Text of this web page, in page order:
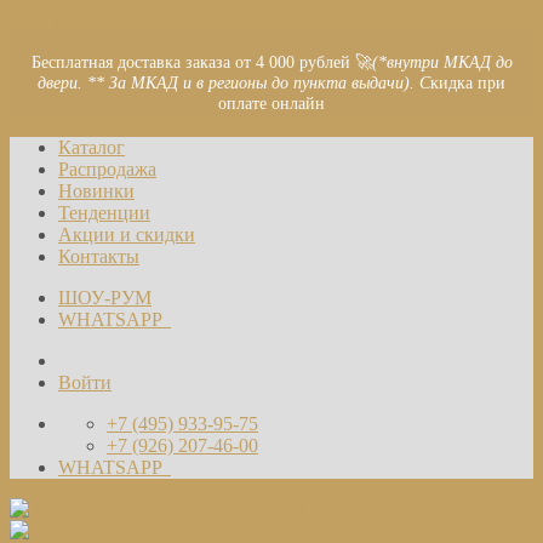
Бесплатная доставка заказа от 4 000 рублей 🚀(*внутри МКАД до
двери. ** За МКАД и в регионы до пункта выдачи). Скидка при
оплате онлайн
Каталог
Распродажа
Новинки
Тенденции
Акции и скидки
Контакты
ШОУ-РУМ
WHATSAPP
Войти
+7 (495) 933-95-75
+7 (926) 207-46-00
WHATSAPP